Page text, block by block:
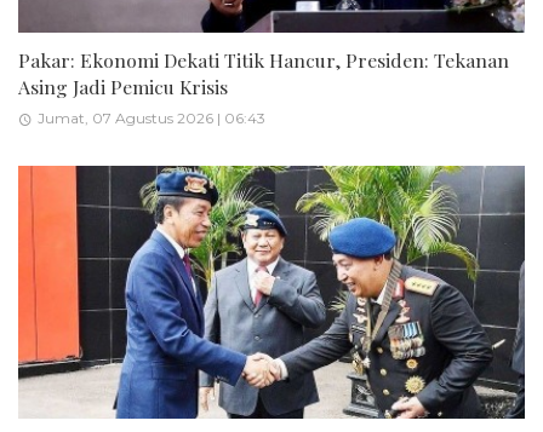
Pakar: Ekonomi Dekati Titik Hancur, Presiden: Tekanan
Asing Jadi Pemicu Krisis
Jumat, 07 Agustus 2026 | 06:43